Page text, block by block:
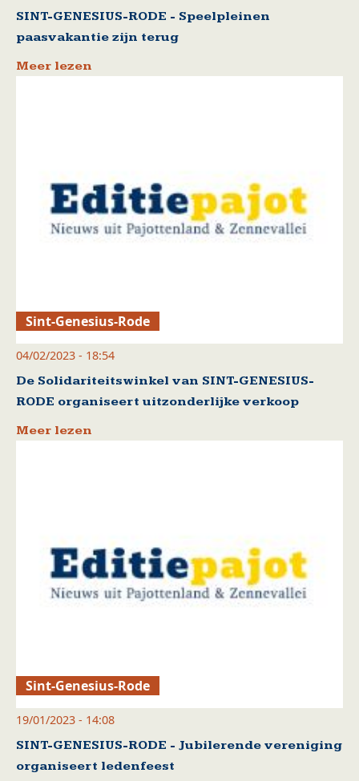
SINT-GENESIUS-RODE - Speelpleinen
paasvakantie zijn terug
Meer lezen
Sint-Genesius-Rode
04/02/2023 - 18:54
De Solidariteitswinkel van SINT-GENESIUS-
RODE organiseert uitzonderlijke verkoop
Meer lezen
Sint-Genesius-Rode
19/01/2023 - 14:08
SINT-GENESIUS-RODE - Jubilerende vereniging
organiseert ledenfeest